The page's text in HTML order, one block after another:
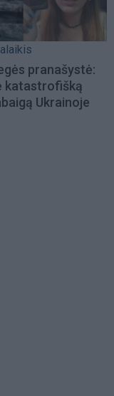
pranašystė:
katastrofišką
Ukrainoje